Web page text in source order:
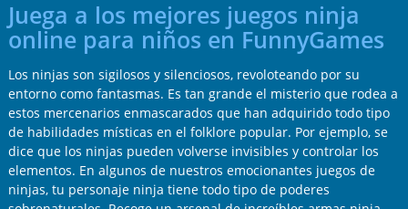
Juega a los mejores juegos ninja
online para niños en FunnyGames
Los ninjas son sigilosos y silenciosos, revoloteando por su
entorno como fantasmas. Es tan grande el misterio que rodea a
estos mercenarios enmascarados que han adquirido todo tipo
de habilidades místicas en el folklore popular. Por ejemplo, se
dice que los ninjas pueden volverse invisibles y controlar los
elementos. En algunos de nuestros emocionantes juegos de
ninjas, tu personaje ninja tiene todo tipo de poderes